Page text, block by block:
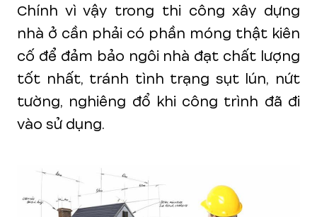
Chính vì vậy trong thi công xây dựng
nhà ở cần phải có phần móng thật kiên
cố để đảm bảo ngôi nhà đạt chất lượng
tốt nhất, tránh tình trạng sụt lún, nứt
tường, nghiêng đổ khi công trình đã đi
vào sử dụng.